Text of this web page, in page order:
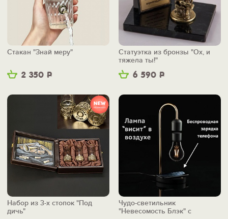
2 350 Р
Стакан "Знай меру"
6 590 Р
Статуэтка из бронзы "Ох, и
тяжела ты!"
Набор из 3-х стопок "Под
дичь"
Чудо-светильник
"Невесомость Блэк" с